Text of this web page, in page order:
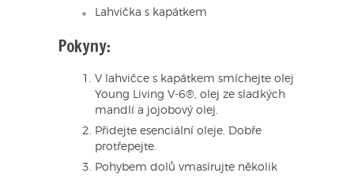
Lahvička s kapátkem
Pokyny:
V lahvičce s kapátkem smíchejte olej
Young Living V-6®, olej ze sladkých
mandlí a jojobový olej.
Přidejte esenciální oleje. Dobře
protřepejte.
Pohybem dolů vmasírujte několik